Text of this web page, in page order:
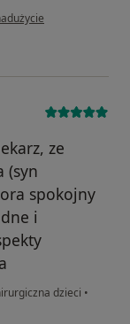
BG
ze
(syn
spokojny
i
dzieci •